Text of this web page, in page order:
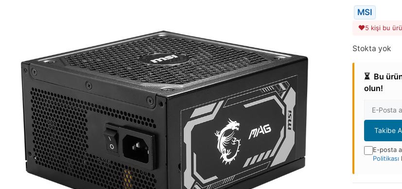
MSI
5 kişi bu
Stokta yok
⏳ Bu
olun!
Adresi
Takibe
E-posta
Politikası
ürün